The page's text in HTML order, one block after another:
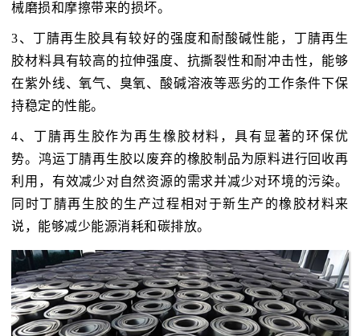
械磨损和摩擦带来的损坏。
3、丁腈再生胶具有较好的强度和耐酸碱性能，丁腈再生
胶材料具有较高的拉伸强度、抗撕裂性和耐冲击性，能够
在紫外线、氧气、臭氧、酸碱溶液等恶劣的工作条件下保
持稳定的性能。
4、丁腈再生胶作为再生橡胶材料，具有显著的环保优
势。鸿运丁腈再生胶以废弃的橡胶制品为原料进行回收再
利用，有效减少对自然资源的需求并减少对环境的污染。
同时丁腈再生胶的生产过程相对于新生产的橡胶材料来
说，能够减少能源消耗和碳排放。